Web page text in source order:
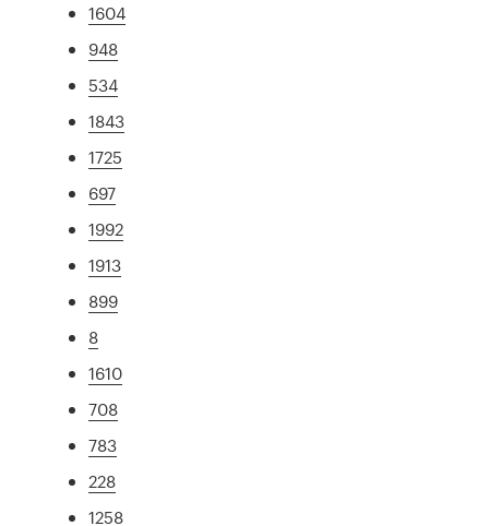
1604
948
534
1843
1725
697
1992
1913
899
8
1610
708
783
228
1258